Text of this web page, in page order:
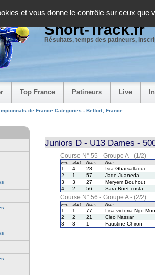
et vous donne le contrôle sur ceux que
Short-Track.fr
Résultats, temps des patineurs,
Top France Patineurs Live
de France Categories - Belfort, France
Juniors D - U13 Dames -
Course N° 55 - Groupe A - (1/2)
Fin. Start Num. Nom
1 4 28
Isra Gharsallaoui
2
1 57
Jade Juaneda
3
3 27
Meryem Bouhout
4
2 56 Sara Boet-costa
Course N° 56 - Groupe A - (2/2)
Fin. Start Num. Nom
1 1 77
Lisa-victoria Ngo
2
2 21
Cleo Nassar
3
3 1 Faustine Chiron